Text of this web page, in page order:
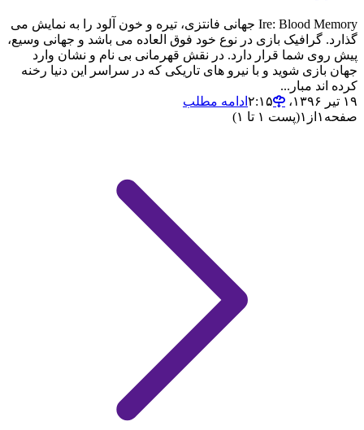
Ire: Blood Memory جهانی فانتزی، تیره و خون آلود را به نمایش می
گذارد. گرافیک بازی در نوع خود فوق العاده می باشد و جهانی وسیع،
پیش روی شما قرار دارد. در نقش قهرمانی بی نام و نشان وارد
جهان بازی شوید و با نیرو های تاریکی که در سراسر این دنیا رخنه
کرده اند مبار...
۱۹ تیر ۱۳۹۶،‏ ۲:۱۵
ادامه مطلب
صفحه ۱ از ۱(پست ۱ تا ۱)